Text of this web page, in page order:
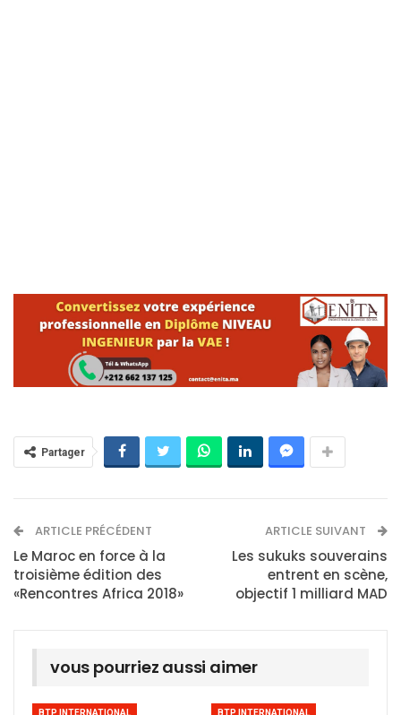
Partager
ARTICLE PRÉCÉDENT
Le Maroc en force à la
troisième édition des
«Rencontres Africa 2018»
ARTICLE SUIVANT
Les sukuks souverains
entrent en scène,
objectif 1 milliard MAD
vous pourriez aussi aimer